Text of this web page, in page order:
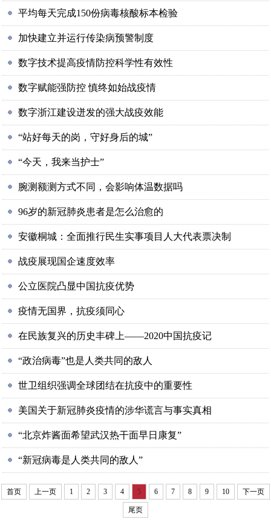
平均每天完成150份病毒核酸标本检验
加快建立并运行传染病预警制度
数字技术提高疫情防控科学性有效性
数字赋能强防控 慎终如始战疫情
数字浙江建设迸发的强大战疫效能
“站好每天的岗，守好身后的城”
“今天，我来当护士”
腕测额测方式不同，会影响体温数据吗
96岁的新冠肺炎患者是怎么治愈的
安徽桐城：全面推行民生实事项目人大代表票决制
战疫展现国企速度效率
公立医院凸显中国抗疫优势
疫情无国界，抗疫须同心
在民族复兴的历史丰碑上——2020中国抗疫记
“政治病毒”也是人类共同的敌人
世卫组织强调全球团结在抗疫中的重要性
美国关于新冠肺炎疫情的涉华谎言与事实真相
“北京炸酱面希望武汉热干面早日康复”
“新冠病毒是人类共同的敌人”
首页 上一页 1 2 3 4 5 6 7 8 9 10 下一页
尾页